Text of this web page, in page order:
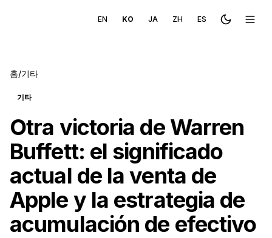
EN KO JA ZH ES Toggle메뉴
홈/기타
기타
Otra victoria de Warren
Buffett: el significado
actual de la venta de
Apple y la estrategia de
acumulación de efectivo